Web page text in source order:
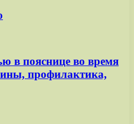
в пояснице во время
профилактика,